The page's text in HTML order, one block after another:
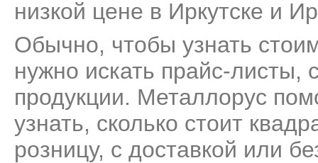
низкой цене в Иркутске и
Обычно, чтобы узнать
нужно искать прайс-листы,
продукции. Металлорус
узнать, сколько стоит
розницу, с доставкой или